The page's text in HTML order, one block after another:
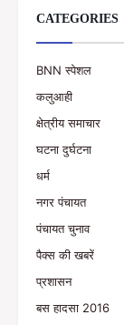
CATEGORIES
BNN स्पेशल
कलुआही
क्षेत्रीय समाचार
घटना दुर्घटना
धर्म
नगर पंचायत
पंचायत चुनाव
पैक्स की खबरें
प्रशासन
बस हादसा 2016